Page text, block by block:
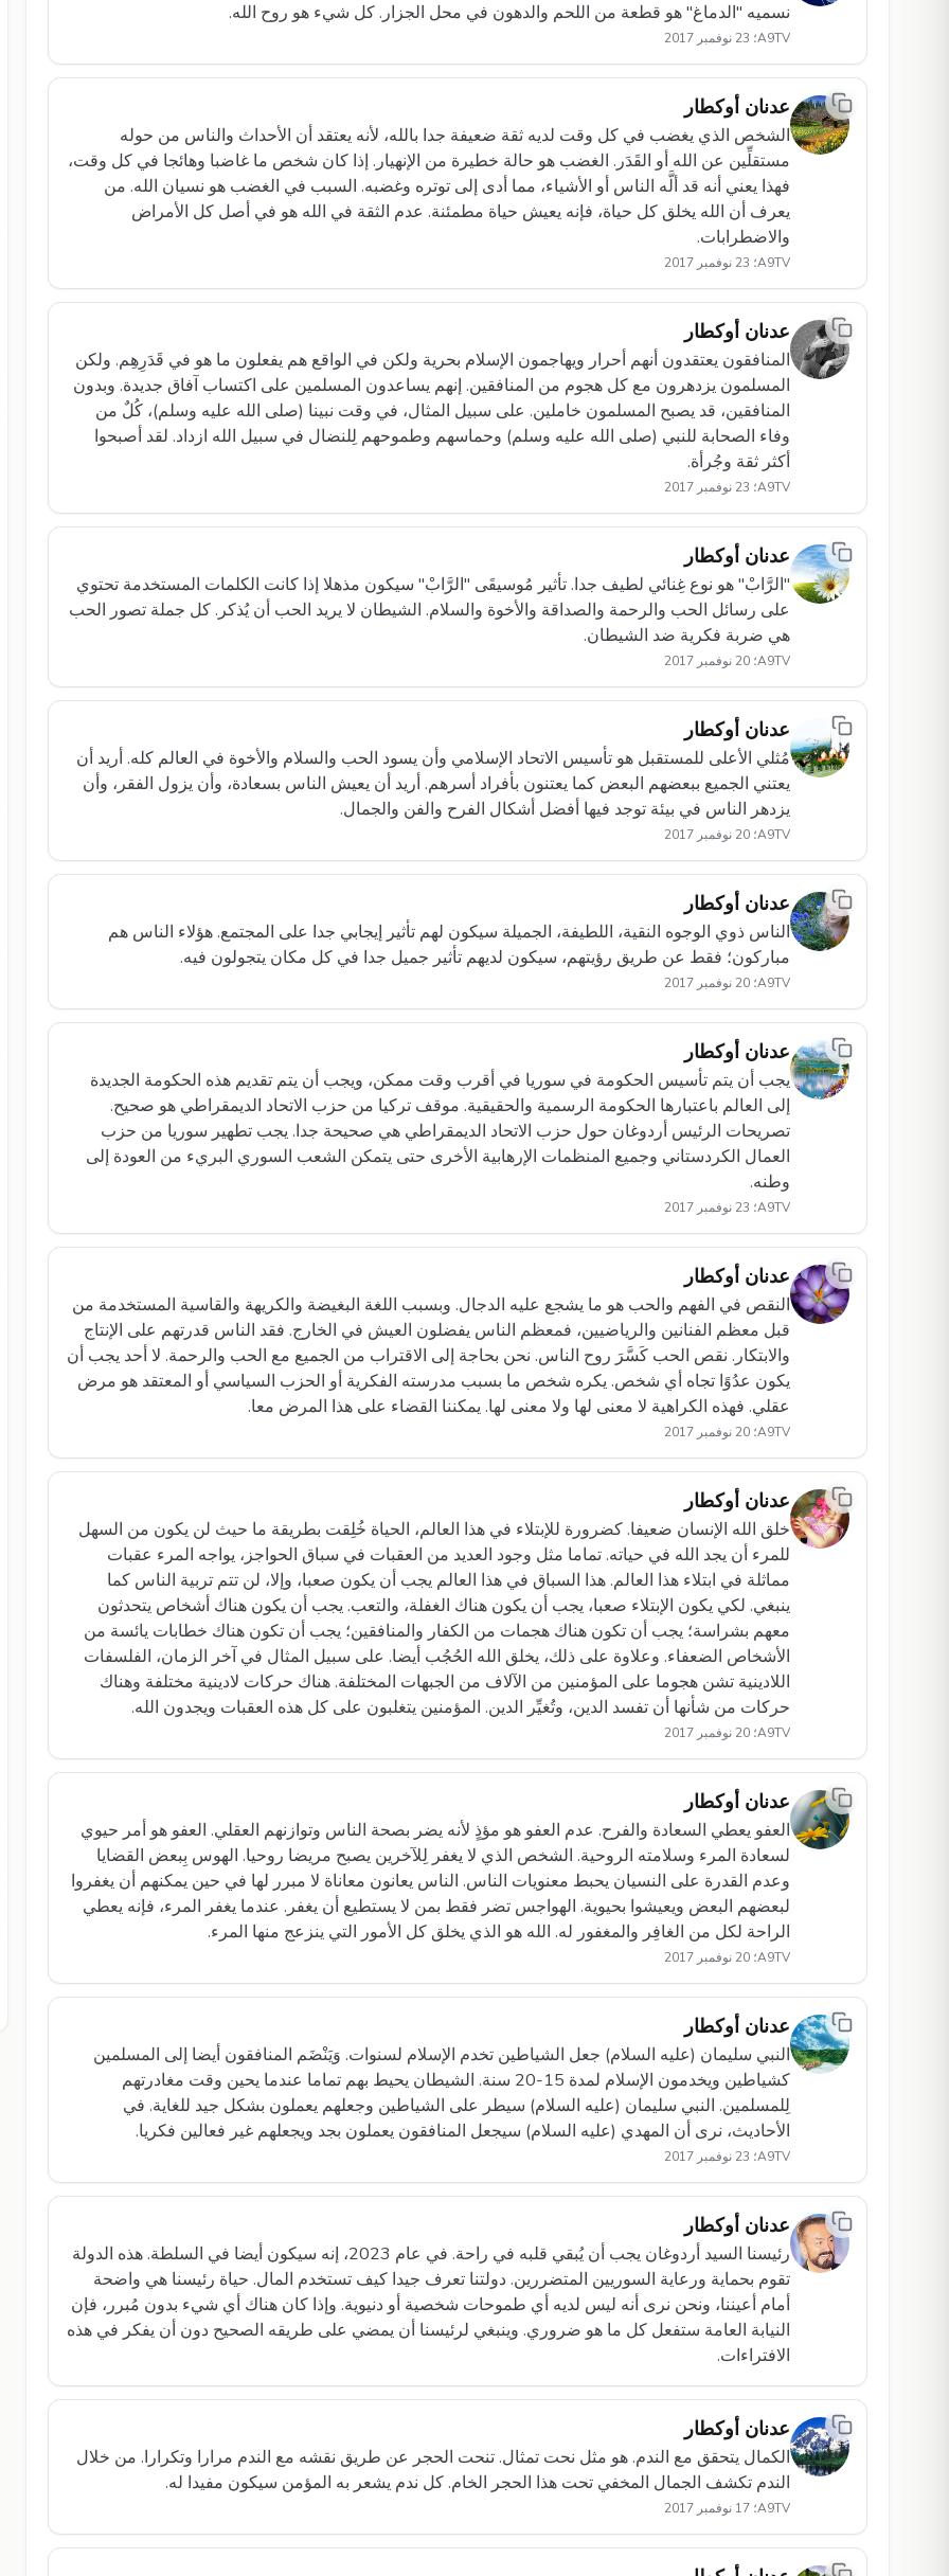
نسميه "الدماغ" هو قطعة من اللحم والدهون في محل الجزار. كل شيء هو روح الله.
A9TV؛ 23 نوفمبر 2017
عدنان أوكطار
الشخص الذي يغضب في كل وقت لديه ثقة ضعيفة جدا بالله، لأنه يعتقد أن الأحداث والناس من حوله
مستقلِّين عن الله أو القَدَر. الغضب هو حالة خطيرة من الإنهيار. إذا كان شخص ما غاضبا وهائجا في كل وقت،
فهذا يعني أنه قد ألَّه الناس أو الأشياء، مما أدى إلى توتره وغضبه. السبب في الغضب هو نسيان الله. من
يعرف أن الله يخلق كل حياة، فإنه يعيش حياة مطمئنة. عدم الثقة في الله هو في أصل كل الأمراض
والاضطرابات.
A9TV؛ 23 نوفمبر 2017
عدنان أوكطار
المنافقون يعتقدون أنهم أحرار ويهاجمون الإسلام بحرية ولكن في الواقع هم يفعلون ما هو في قَدَرِهِم. ولكن
المسلمون يزدهرون مع كل هجوم من المنافقين. إنهم يساعدون المسلمين على اكتساب آفاق جديدة. وبدون
المنافقين، قد يصبح المسلمون خاملين. على سبيل المثال، في وقت نبينا (صلى الله عليه وسلم)، كُلٌ من
وفاء الصحابة للنبي (صلى الله عليه وسلم) وحماسهم وطموحهم لِلنضال في سبيل الله ازداد. لقد أصبحوا
أكثر ثقة وجُرأة.
A9TV؛ 23 نوفمبر 2017
عدنان أوكطار
"الرَّابْ" هو نوع غِنائي لطيف جدا. تأثير مُوسيقَى "الرَّابْ" سيكون مذهلا إذا كانت الكلمات المستخدمة تحتوي
على رسائل الحب والرحمة والصداقة والأخوة والسلام. الشيطان لا يريد الحب أن يُذكر. كل جملة تصور الحب
هي ضربة فكرية ضد الشيطان.
A9TV؛ 20 نوفمبر 2017
عدنان أوكطار
مُثلي الأعلى للمستقبل هو تأسيس الاتحاد الإسلامي وأن يسود الحب والسلام والأخوة في العالم كله. أريد أن
يعتني الجميع ببعضهم البعض كما يعتنون بأفراد أسرهم. أريد أن يعيش الناس بسعادة، وأن يزول الفقر، وأن
يزدهر الناس في بيئة توجد فيها أفضل أشكال الفرح والفن والجمال.
A9TV؛ 20 نوفمبر 2017
عدنان أوكطار
الناس ذوي الوجوه النقية، اللطيفة، الجميلة سيكون لهم تأثير إيجابي جدا على المجتمع. هؤلاء الناس هم
مباركون؛ فقط عن طريق رؤيتهم، سيكون لديهم تأثير جميل جدا في كل مكان يتجولون فيه.
A9TV؛ 20 نوفمبر 2017
عدنان أوكطار
يجب أن يتم تأسيس الحكومة في سوريا في أقرب وقت ممكن، ويجب أن يتم تقديم هذه الحكومة الجديدة
إلى العالم باعتبارها الحكومة الرسمية والحقيقية. موقف تركيا من حزب الاتحاد الديمقراطي هو صحيح.
تصريحات الرئيس أردوغان حول حزب الاتحاد الديمقراطي هي صحيحة جدا. يجب تطهير سوريا من حزب
العمال الكردستاني وجميع المنظمات الإرهابية الأخرى حتى يتمكن الشعب السوري البريء من العودة إلى
وطنه.
A9TV؛ 23 نوفمبر 2017
عدنان أوكطار
النقص في الفهم والحب هو ما يشجع عليه الدجال. وبسبب اللغة البغيضة والكريهة والقاسية المستخدمة من
قبل معظم الفنانين والرياضيين، فمعظم الناس يفضلون العيش في الخارج. فقد الناس قدرتهم على الإنتاج
والابتكار. نقص الحب كَسَّرَ روح الناس. نحن بحاجة إلى الاقتراب من الجميع مع الحب والرحمة. لا أحد يجب أن
يكون عدُوًا تجاه أي شخص. يكره شخص ما بسبب مدرسته الفكرية أو الحزب السياسي أو المعتقد هو مرض
عقلي. فهذه الكراهية لا معنى لها ولا معنى لها. يمكننا القضاء على هذا المرض معا.
A9TV؛ 20 نوفمبر 2017
عدنان أوكطار
خلق الله الإنسان ضعيفا. كضرورة للإبتلاء في هذا العالم، الحياة خُلِقت بطريقة ما حيث لن يكون من السهل
للمرء أن يجد الله في حياته. تماما مثل وجود العديد من العقبات في سباق الحواجز، يواجه المرء عقبات
مماثلة في ابتلاء هذا العالم. هذا السباق في هذا العالم يجب أن يكون صعبا، وإلا، لن تتم تربية الناس كما
ينبغي. لكي يكون الإبتلاء صعبا، يجب أن يكون هناك الغفلة، والتعب. يجب أن يكون هناك أشخاص يتحدثون
معهم بشراسة؛ يجب أن تكون هناك هجمات من الكفار والمنافقين؛ يجب أن تكون هناك خطابات يائسة من
الأشخاص الضعفاء. وعلاوة على ذلك، يخلق الله الحُجُب أيضا. على سبيل المثال في آخر الزمان، الفلسفات
اللادينية تشن هجوما على المؤمنين من الآلاف من الجبهات المختلفة. هناك حركات لادينية مختلفة وهناك
حركات من شأنها أن تفسد الدين، وتُغيِّر الدين. المؤمنين يتغلبون على كل هذه العقبات ويجدون الله.
A9TV؛ 20 نوفمبر 2017
عدنان أوكطار
العفو يعطي السعادة والفرح. عدم العفو هو مؤذٍ لأنه يضر بصحة الناس وتوازنهم العقلي. العفو هو أمر حيوي
لسعادة المرء وسلامته الروحية. الشخص الذي لا يغفر لِلآخرين يصبح مريضا روحيا. الهوس بِبعض القضايا
وعدم القدرة على النسيان يحبط معنويات الناس. الناس يعانون معاناة لا مبرر لها في حين يمكنهم أن يغفروا
لبعضهم البعض ويعيشوا بحيوية. الهواجس تضر فقط بمن لا يستطيع أن يغفر. عندما يغفر المرء، فإنه يعطي
الراحة لكل من الغافِر والمغفور له. الله هو الذي يخلق كل الأمور التي ينزعج منها المرء.
A9TV؛ 20 نوفمبر 2017
عدنان أوكطار
النبي سليمان (عليه السلام) جعل الشياطين تخدم الإسلام لسنوات. وَيَنْضَم المنافقون أيضا إلى المسلمين
كشياطين ويخدمون الإسلام لمدة 15-20 سنة. الشيطان يحيط بهم تماما عندما يحين وقت مغادرتهم
لِلمسلمين. النبي سليمان (عليه السلام) سيطر على الشياطين وجعلهم يعملون بشكل جيد للغاية. في
الأحاديث، نرى أن المهدي (عليه السلام) سيجعل المنافقون يعملون بجد ويجعلهم غير فعالين فكريا.
A9TV؛ 23 نوفمبر 2017
عدنان أوكطار
رئيسنا السيد أردوغان يجب أن يُبقي قلبه في راحة. في عام 2023، إنه سيكون أيضا في السلطة. هذه الدولة
تقوم بحماية ورعاية السوريين المتضررين. دولتنا تعرف جيدا كيف تستخدم المال. حياة رئيسنا هي واضحة
أمام أعيننا، ونحن نرى أنه ليس لديه أي طموحات شخصية أو دنيوية. وإذا كان هناك أي شيء بدون مُبرر، فإن
النيابة العامة ستفعل كل ما هو ضروري. وينبغي لرئيسنا أن يمضي على طريقه الصحيح دون أن يفكر في هذه
الافتراءات.
عدنان أوكطار
الكمال يتحقق مع الندم. هو مثل نحت تمثال. تنحت الحجر عن طريق نقشه مع الندم مرارا وتكرارا. من خلال
الندم تكشف الجمال المخفي تحت هذا الحجر الخام. كل ندم يشعر به المؤمن سيكون مفيدا له.
A9TV؛ 17 نوفمبر 2017